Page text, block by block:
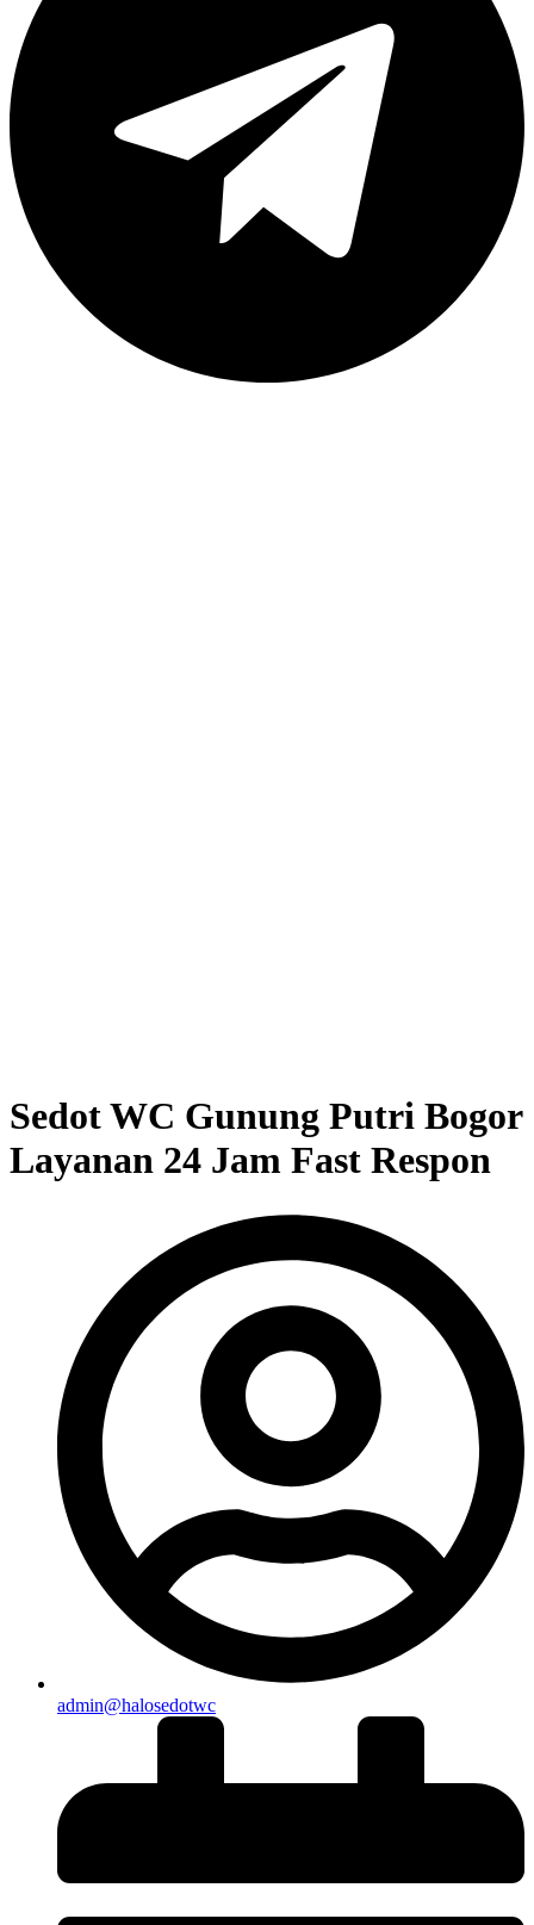
Sedot WC Gunung Putri Bogor
Layanan 24 Jam Fast Respon
admin@halosedotwc